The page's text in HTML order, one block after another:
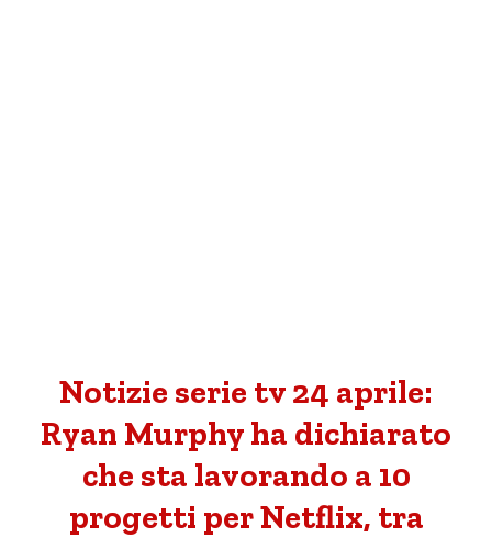
Notizie serie tv 24 aprile:
Ryan Murphy ha dichiarato
che sta lavorando a 10
progetti per Netflix, tra